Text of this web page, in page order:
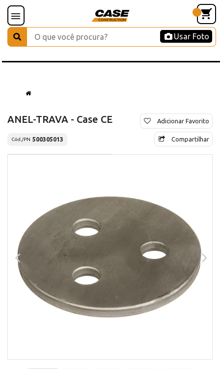
Usar Foto
ANEL-TRAVA - Case CE
Cód./PN 500305013
Adicionar Favorito
Compartilhar